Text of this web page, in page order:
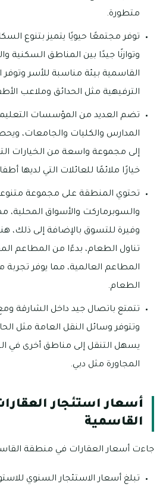
متطورة.
توفر مجتمعًا حيويًا يتميز بتنوع
وتوازنًا جيدًا بين المناطق السكنية
القاسمية بيئة مناسبة للأسر وتوفر
الترفيهية مثل الحدائق وملاعب
تضم العديد من المؤسسات
المدارس والكليات والجامعات،
إلى مجموعة واسعة من الخيارات
خيارًا ملائمًا للعائلات التي لديها
تحتوي المنطقة على مجموعة متنوعة
والسوبرماركت والأسواق المحلية،
وفيرة للتسوق بالإضافة إلى ذلك،
تناول الطعام، بدءًا من المطاعم
المطاعم العالمية، مما يوفر
الطعام.
تتمتع باتصال جيد داخل الشارقة ومع
وتتوفر وسائل النقل العامة مثل
يسهل التنقل إلى مناطق أخرى في
المجاورة مثل دبي.
أسعار استئجار
القاسمية
جاءت أسعار العقارات في منطقة
تبلغ أسعار الاستئجار السنوي